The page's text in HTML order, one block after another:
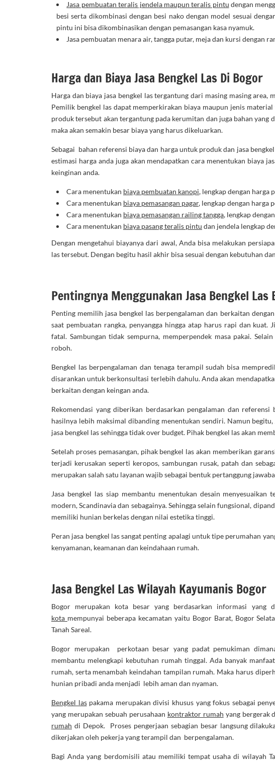
Jasa pembuatan teralis jendela maupun teralis pintu dengan
besi serta dikombinasi dengan besi nako dengan model sesuai
pintu ini bisa dikombinasikan dengan pemasangan kasa nyamuk.
Jasa pembuatan menara air, tangga putar, meja dan kursi dengan
Harga dan Biaya Jasa Bengkel Las Di Bogor
Harga dan biaya jasa bengkel las tergantung dari masing masing area,
Pemilik bengkel las dapat memperkirakan biaya maupun jenis
produk tersebut akan tergantung pada kerumitan dan juga bahan yang
maka akan semakin besar biaya yang harus dikeluarkan.
Sebagai bahan referensi biaya dan harga untuk produk dan jasa
estimasi harga anda juga akan mendapatkan cara menentukan biaya
keinginan anda.
Cara menentukan biaya pembuatan kanopi, lengkap dengan harga
Cara menentukan biaya pemasangan pagar, lengkap dengan harga
Cara menentukan biaya pemasangan railing tangga, lengkap
Cara menentukan biaya pasang teralis pintu dan jendela lengkap
Dengan mengetahui biayanya dari awal, Anda bisa melakukan
las tersebut. Dengan begitu hasil akhir bisa sesuai dengan kebutuhan
Pentingnya Menggunakan Jasa Bengkel Las
Penting memilih jasa bengkel las berpengalaman dan berkaitan
saat pembuatan rangka, penyangga hingga atap harus rapi dan
fatal. Sambungan tidak sempurna, memperpendek masa pakai.
roboh.
Bengkel las berpengalaman dan tenaga terampil sudah bisa
disarankan untuk berkonsultasi terlebih dahulu. Anda akan
berkaitan dengan keingan anda.
Rekomendasi yang diberikan berdasarkan pengalaman dan
hasilnya lebih maksimal dibanding menentukan sendiri. Namun
jasa bengkel las sehingga tidak over budget. Pihak bengkel las akan
Setelah proses pemasangan, pihak bengkel las akan memberikan
terjadi kerusakan seperti keropos, sambungan rusak, patah dan
merupakan salah satu layanan wajib sebagai bentuk pertanggung
Jasa bengkel las siap membantu menentukan desain
modern, Scandinavia dan sebagainya. Sehingga selain fungsional,
memiliki hunian berkelas dengan nilai estetika tinggi.
Peran jasa bengkel las sangat penting apalagi untuk tipe perumahan
kenyamanan, keamanan dan keindahaan rumah.
Jasa Bengkel Las Wilayah Kayumanis Bogor
Bogor merupakan kota besar yang berdasarkan informasi yang
kota mempunyai beberapa kecamatan yaitu Bogor Barat, Bogor
Tanah Sareal.
Bogor merupakan perkotaan besar yang padat pemukiman
membantu melengkapi kebutuhan rumah tinggal. Ada banyak
rumah, serta menambah keindahan tampilan rumah. Maka harus
hunian pribadi anda menjadi lebih aman dan nyaman.
Bengkel laspakama merupakan divisi khusus yang fokus sebagai
yang merupakan sebuah perusahaan kontraktor rumah yang bergerak
rumah di Depok. Proses pengerjaan sebagian besar langsung
dikerjakan oleh pekerja yang terampil dan berpengalaman.
Bagi Anda yang berdomisili atau memiliki tempat usaha di wilayah